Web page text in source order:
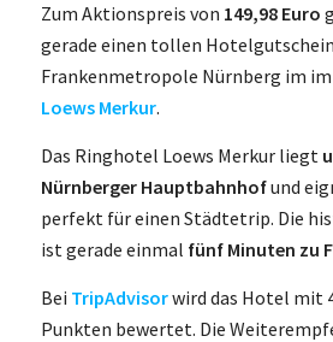
Zum Aktionspreis von 149,98 Euro
gerade einen tollen
Frankenmetropole Nürnberg im im
Loews Merkur.
Das Ringhotel Loews Merkur liegt
Nürnberger Hauptbahnhofund
perfekt für einen Städtetrip. Die
ist gerade einmal fünf Minuten zu
Bei TripAdvisorwird das Hotel mit
Punkten bewertet. Die